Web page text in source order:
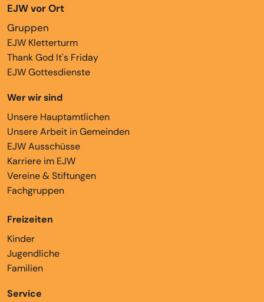
EJW vor Ort
Gruppen
EJW Kletterturm
Thank God It's Friday
EJW Gottesdienste
Wer wir sind
Unsere Hauptamtlichen
Unsere Arbeit in Gemeinden
EJW Ausschüsse
Karriere im EJW
Vereine & Stiftungen
Fachgruppen
Freizeiten
Kinder
Jugendliche
Familien
Service